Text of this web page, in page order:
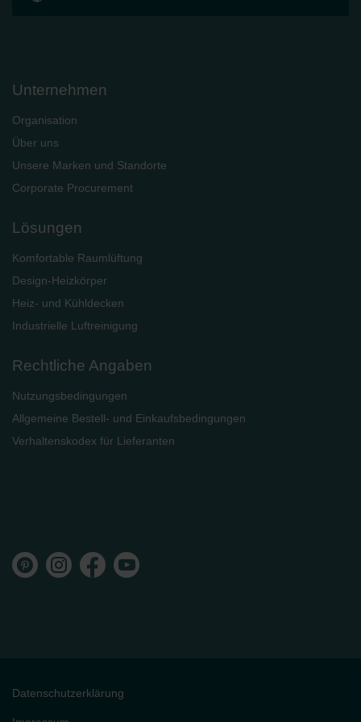
danych Zehnder
Unternehmen
Organisation
Über uns
Unsere Marken und Standorte
Corporate Procurement
Lösungen
Komfortable Raumlüftung
Design-Heizkörper
Heiz- und Kühldecken
Industrielle Luftreinigung
Rechtliche Angaben
Nutzungsbedingungen
Allgemeine Bestell- und Einkaufsbedingungen
Verhaltenskodex für Lieferanten
Datenschutzerklärung